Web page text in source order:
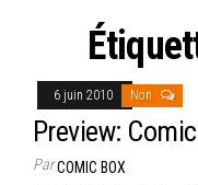
6 juin 2010 Non
Preview:
ParCOMIC BOX